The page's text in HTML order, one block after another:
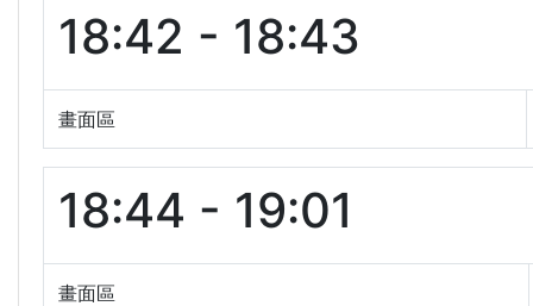
18:42 - 18:43
畫面區
18:44 - 19:01
畫面區